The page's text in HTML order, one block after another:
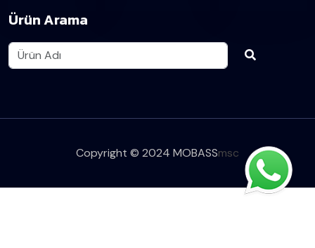
Ürün Arama
Copyright © 2024 MOBASSmsc